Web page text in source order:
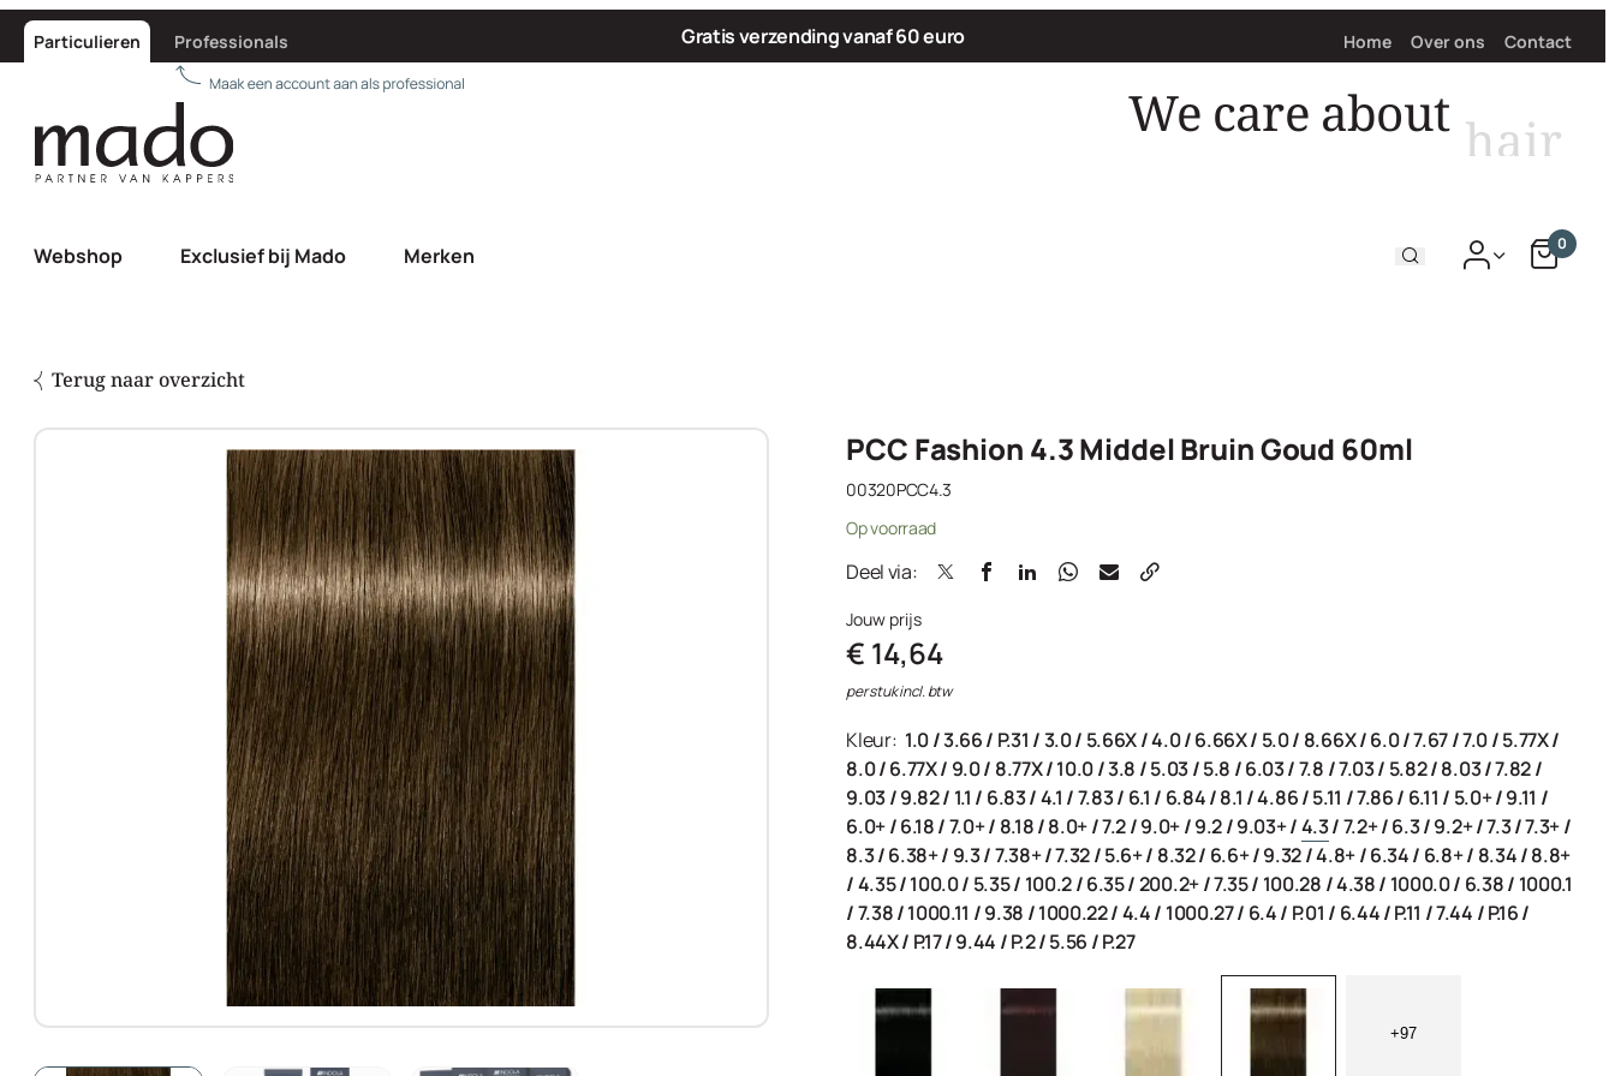
Particulieren Professionals Gratis verzending vanaf 60 euro Home Over ons Contact
We care about hair
Webshop Exclusief bij Mado Merken 0
Terug naar overzicht
PCC Fashion 4.3 Middel Bruin Goud 60ml
00320PCC4.3
Op voorraad
Deel via:
Jouw prijs
€ 14,64
per stuk incl. btw
Kleur: 1.0/3.66/ P.31 /3.0/ 5.66X/4.0/6.66X/ 5.0/ 8.66X/6.0/7.67/7.0/5.77X/
8.0/6.77X/ 9.0/ 8.77X/10.0/3.8 /5.03/5.8 /6.03/7.8 /7.03/ 5.82/8.03/7.82/
9.03/9.82/ 1.1 / 6.83/4.1 /7.83/ 6.1 / 6.84/8.1 /4.86/5.11 /7.86/ 6.11 / 5.0+/9.11 /
6.0+/6.18/7.0+/ 8.18/8.0+/7.2/9.0+/9.2/9.03+/4.3/7.2+/6.3/9.2+/7.3/7.3+/
8.3/6.38+/ 9.3/7.38+/7.32/5.6+/ 8.32/ 6.6+/9.32/4.8+/6.34/ 6.8+/ 8.34/8.8+
/4.35/100.0/ 5.35/ 100.2/6.35/200.2+/7.35/ 100.28 /4.38/ 1000.0/ 6.38/ 1000.1
/7.38/1000.11 /9.38 /1000.22/4.4/ 1000.27/ 6.4/ P.01 / 6.44/P.11 /7.44 /P.16/
8.44X/ P.17/9.44 /P.2/5.56 /P.27
+97